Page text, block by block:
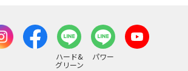
ハード&
グリーン
パワー